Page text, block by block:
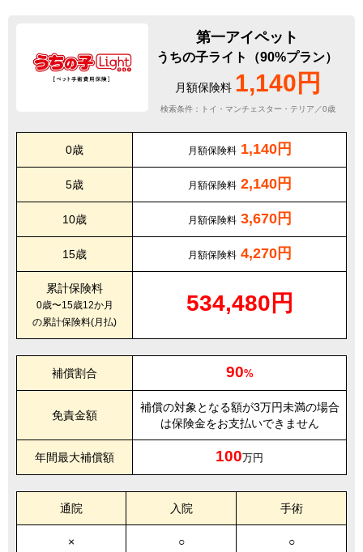
第一アイペット
うちの子ライト（90%プラン）
月額保険料 1,140円
検索条件：トイ・マンチェスター・テリア／0歳
0歳 月額保険料 1,140円
5歳 月額保険料 2,140円
10歳 月額保険料 3,670円
15歳 月額保険料 4,270円
累計保険料
0歳〜15歳12か月
の累計保険料(月払)
534,480円
補償割合 90%
免責金額
補償の対象となる額が3万円未満の場合
は保険金をお支払いできません
年間最大補償額 100万円
通院 入院 手術
× ○ ○